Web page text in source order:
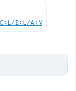
C:L/I:L/A:N